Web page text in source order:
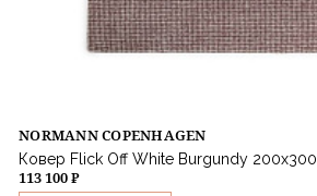
NORMANN COPENHAGEN
Ковер Flick Off White Burgundy 200x300
113 100 ₽